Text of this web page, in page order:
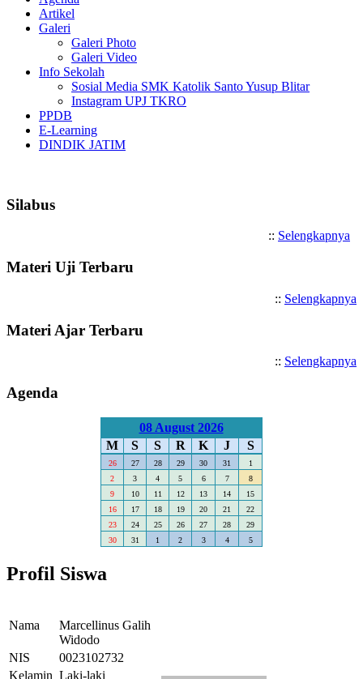
Artikel
Galeri
Galeri Photo
Galeri Video
Info Sekolah
Sosial Media SMK Katolik Santo Yusup Blitar
Instagram UPJ TKRO
PPDB
E-Learning
DINDIK JATIM
Silabus
:: Selengkapnya
Materi Uji Terbaru
:: Selengkapnya
Materi Ajar Terbaru
:: Selengkapnya
Agenda
08 August 2026
M
S S R K J S
26 27 28 29 30 31
1
2
3 4 5 6 7
8
9
10 11 12 13 14
15
16
17 18 19 20 21
22
23
24 25 26 27 28
29
30
31 1 2 3 4 5
Profil Siswa
Nama
Marcellinus Galih
Widodo
NIS
0023102732
Kelamin Laki-laki